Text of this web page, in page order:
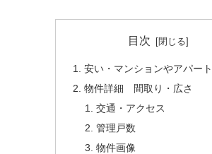
目次
安い・マンションやアパー
物件詳細 間取り・広さ
交通・アクセス
管理戸数
物件画像